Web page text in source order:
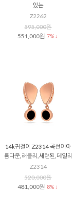
있는
Z2262
595,000원
551,000원 7% ↓
14k귀걸이 Z2314 곡선이아
름다운,러블리,세련된,데일리
Z2314
520,000원
481,000원 8% ↓